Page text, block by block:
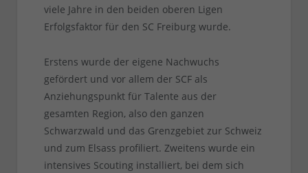
viele Jahre in den beiden oberen Ligen
Erfolgsfaktor für den SC Freiburg wurde.
Erstens wurde der eigene Nachwuchs
gefördert und vor allem der SCF als
Anziehungspunkt für Talente aus der
gesamten Region, also den ganzen
Schwarzwald und das Grenzgebiet zur Schweiz
und zum Elsass profiliert. Zweitens wurde ein
intensives Scouting installiert, bei dem sich